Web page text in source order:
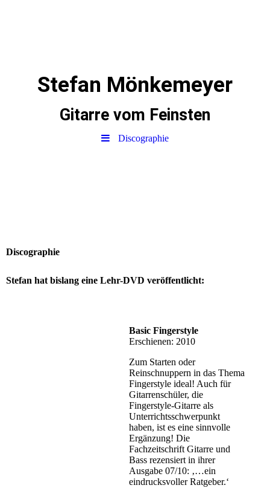
Stefan Mönkemeyer
Gitarre vom Feinsten
Discographie
Discographie
Stefan hat bislang eine Lehr-DVD veröffentlicht:
Basic Fingerstyle
Erschienen: 2010
Zum Starten oder
Reinschnuppern in das Thema
Fingerstyle ideal! Auch für
Gitarrenschüler, die
Fingerstyle-Gitarre als
Unterrichtsschwerpunkt
haben, ist es eine sinnvolle
Ergänzung! Die
Fachzeitschrift Gitarre und
Bass rezensiert in ihrer
Ausgabe 07/10: ‚…ein
eindrucksvoller Ratgeber.‘